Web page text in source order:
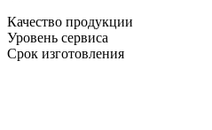
Качество продукции
Уровень сервиса
Срок изготовления